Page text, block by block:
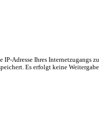
Adresse Ihres
Es erfolgt keine